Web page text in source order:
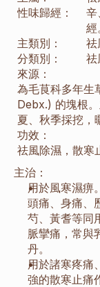
性味歸經：
辛
經
主類別：
祛
分類別：
祛
來源：
為毛茛科多年
Debx.) 的塊根
夏、秋季採挖，
功效：
祛風除濕，散寒
主治：
用於風寒濕痹
頭痛、身痛、
芍、黃耆等同
脈攣痛，常與
丹。
用於諸寒疼痛
強的散寒止痛